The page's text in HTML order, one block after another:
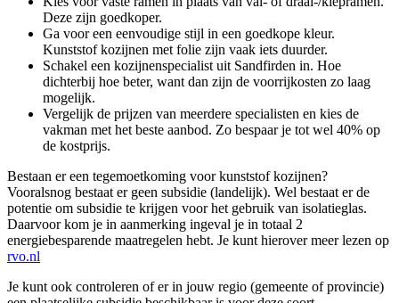
Deze zijn goedkoper.
Ga voor een eenvoudige stijl in een goedkope kleur.
Kunststof kozijnen met folie zijn vaak iets duurder.
Schakel een kozijnenspecialist uit Sandfirden in. Hoe
dichterbij hoe beter, want dan zijn de voorrijkosten zo laag
mogelijk.
Vergelijk de prijzen van meerdere specialisten en kies de
vakman met het beste aanbod. Zo bespaar je tot wel 40% op
de kostprijs.
Bestaan er een tegemoetkoming voor kunststof kozijnen?
Vooralsnog bestaat er geen subsidie (landelijk). Wel bestaat er de
potentie om subsidie te krijgen voor het gebruik van isolatieglas.
Daarvoor kom je in aanmerking ingeval je in totaal 2
energiebesparende maatregelen hebt. Je kunt hierover meer lezen op
rvo.nl
Je kunt ook controleren of er in jouw regio (gemeente of provincie)